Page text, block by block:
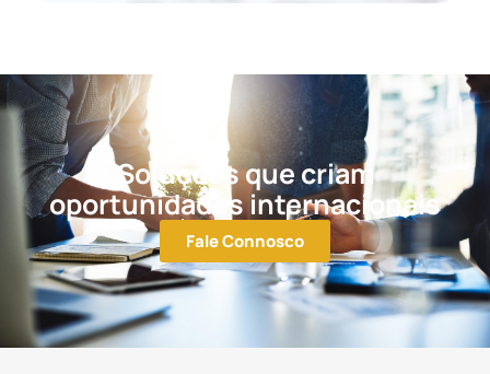
Soluções que criam
oportunidades internacionais
Fale Connosco